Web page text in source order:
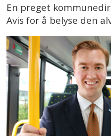
En preget
Avis for å belyse den